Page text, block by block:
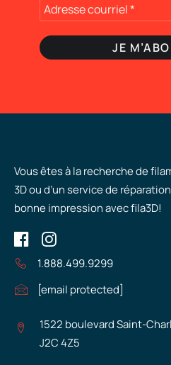
Vous êtes à la recherche de
3D ou d’un service de
bonne impression avec fila3D!
1.888.499.9299
[email protected]
1522 boulevard Saint-
J2C 4Z5